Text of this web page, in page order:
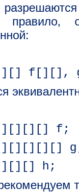
f[][],
f;
h;